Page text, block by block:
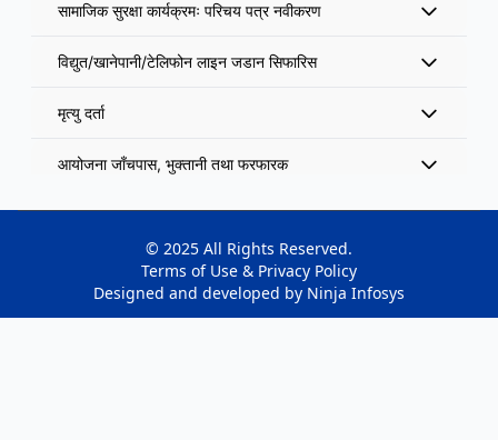
सामाजिक सुरक्षा कार्यक्रमः परिचय पत्र नवीकरण
विद्युत/खानेपानी/टेलिफोन लाइन जडान सिफारिस
मृत्यु दर्ता
आयोजना जाँचपास, भुक्तानी तथा फरफारक
मोही लगतकट्टा तथा नामसारी सिफारिस
टोल विकास संस्था तथा अन्य समुह दता
समाजिक सुरक्षा भत्ता वितरण
© 2025 All Rights Reserved.
Terms of Use & Privacy Policy
Designed and developed by Ninja Infosys